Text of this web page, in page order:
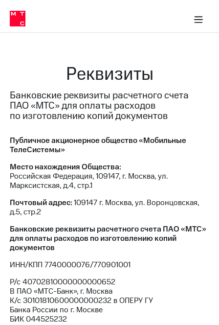
Медиа-центр
и акционерам
Устойчивое развитие
Комплаенс и деловая этика
компании
Карьера
История
компании
Правовая
Контакты
Медиа-центр
Пресс-
МТС
о технологиях
Достижения
Интервью
Финансовая
отчетность
релизы
МТС
Реквизиты
Банковские реквизиты расчетного счета
ПАО «МТС» для оплаты расходов
по изготовлению копий документов
Публичное акционерное общество «Мобильные
ТелеСистемы»
Место нахождения Общества:
Российская Федерация, 109147, г. Москва, ул.
Марксистская, д.4, стр.1
Почтовый адрес:109147 г. Москва, ул. Воронцовская,
д.5, стр.2
Банковские реквизиты расчетного счета ПАО «МТС»
для оплаты расходов по изготовлению копий
документов
ИНН/КПП 7740000076/770901001
Р/с 40702810000000000652
В ПАО «МТС-Банк», г. Москва
К/с 30101810600000000232 в ОПЕРУ ГУ
Банка России по г. Москве
БИК 044525232